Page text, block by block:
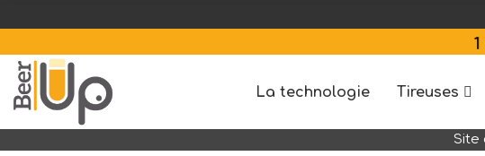
1 BEER UP
La technologie Tireuses
Site